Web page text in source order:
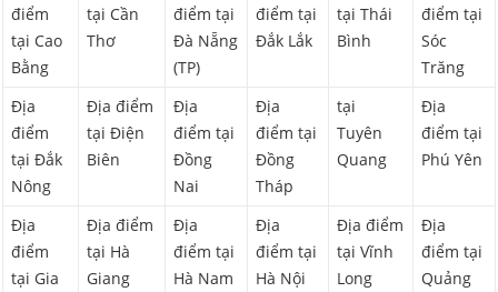
điểm
tại Cao
Bằng
tại Cần
Thơ
điểm tại
Đà Nẵng
(TP)
điểm tại
Đắk Lắk
tại Thái
Bình
điểm tại
Sóc
Trăng
Địa
điểm
tại Đắk
Nông
Địa điểm
tại Điện
Biên
Địa
điểm tại
Đồng
Nai
Địa
điểm tại
Đồng
Tháp
tại
Tuyên
Quang
Địa
điểm tại
Phú Yên
Địa
điểm
tại Gia
Địa điểm
tại Hà
Giang
Địa
điểm tại
Hà Nam
Địa
điểm tại
Hà Nội
Địa điểm
tại Vĩnh
Long
Địa
điểm tại
Quảng